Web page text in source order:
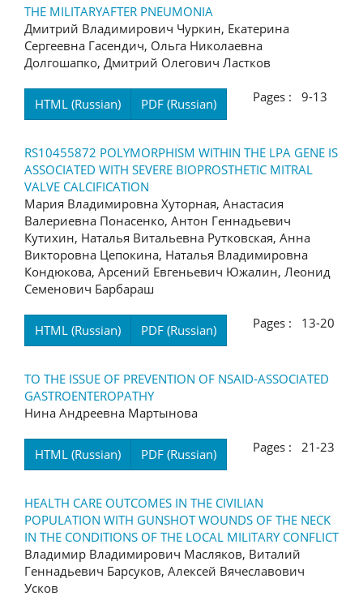
THE MILITARYAFTER PNEUMONIA
Дмитрий Владимирович Чуркин, Екатерина
Сергеевна Гасендич, Ольга Николаевна
Долгошапко, Дмитрий Олегович Ластков
HTML (Russian) PDF (Russian) Pages : 9-13
RS10455872 POLYMORPHISM WITHIN THE LPA GENE IS
ASSOCIATED WITH SEVERE BIOPROSTHETIC MITRAL
VALVE CALCIFICATION
Мария Владимировна Хуторная, Анастасия
Валериевна Понасенко, Антон Геннадьевич
Кутихин, Наталья Витальевна Рутковская, Анна
Викторовна Цепокина, Наталья Владимировна
Кондюкова, Арсений Евгеньевич Южалин, Леонид
Семенович Барбараш
HTML (Russian) PDF (Russian) Pages : 13-20
TO THE ISSUE OF PREVENTION OF NSAID-ASSOCIATED
GASTROENTEROPATHY
Нина Андреевна Мартынова
HTML (Russian) PDF (Russian) Pages : 21-23
HEALTH CARE OUTCOMES IN THE CIVILIAN
POPULATION WITH GUNSHOT WOUNDS OF THE NECK
IN THE CONDITIONS OF THE LOCAL MILITARY CONFLICT
Владимир Владимирович Масляков, Виталий
Геннадьевич Барсуков, Алексей Вячеславович
Усков